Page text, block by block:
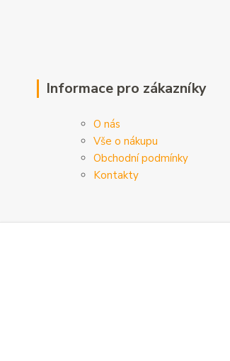
Informace pro zákazníky
O nás
Vše o nákupu
Obchodní podmínky
Kontakty